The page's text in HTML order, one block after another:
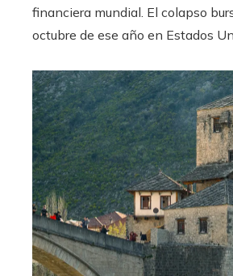
financiera mundial. El colapso
octubre de ese año en Estados